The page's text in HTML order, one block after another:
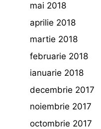
mai 2018
aprilie 2018
martie 2018
februarie 2018
ianuarie 2018
decembrie 2017
noiembrie 2017
octombrie 2017